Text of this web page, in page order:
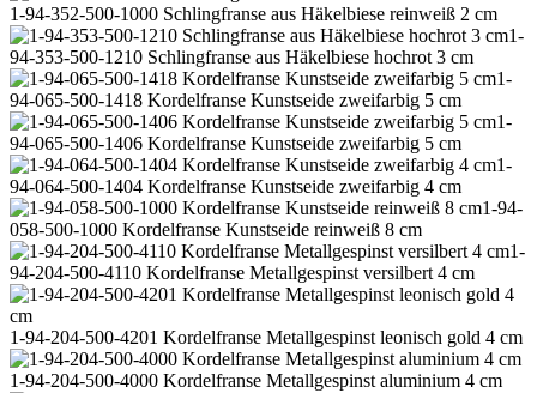
1-94-352-500-1000 Schlingfranse aus Häkelbiese reinweiß 2 cm
1-
94-353-500-1210 Schlingfranse aus Häkelbiese hochrot 3 cm
1-
94-065-500-1418 Kordelfranse Kunstseide zweifarbig 5 cm
1-
94-065-500-1406 Kordelfranse Kunstseide zweifarbig 5 cm
1-
94-064-500-1404 Kordelfranse Kunstseide zweifarbig 4 cm
1-94-
058-500-1000 Kordelfranse Kunstseide reinweiß 8 cm
1-
94-204-500-4110 Kordelfranse Metallgespinst versilbert 4 cm
1-94-204-500-4201 Kordelfranse Metallgespinst leonisch gold 4 cm
1-94-204-500-4000 Kordelfranse Metallgespinst aluminium 4 cm